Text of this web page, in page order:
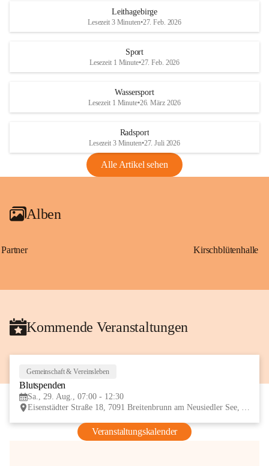
Maßnahmen zur Bekämpfung
Rebe und der Amerikanischen
Anhang VBl. EU Nr. 18
1 Seite•1,4 MB
VBl. EU Nr. 18_2026
Leithagebirge
Lesezeit 3 Minuten•27. Feb. 2026
Sport
Lesezeit 1 Minute•27. Feb. 2026
Wassersport
Lesezeit 1 Minute•26. März 2026
Radsport
Lesezeit 3 Minuten•27. Juli 2026
Alle Artikel sehen
Alben
Partner Kirschblütenhalle
Kommende Veranstaltungen
Gemeinschaft & Vereinsleben
Blutspenden
Sa., 29. Aug., 07:00 - 12:30
Eisenstädter Straße 18, 7091 Breitenbrunn am Neusiedler See, AUT
Veranstaltungskalender